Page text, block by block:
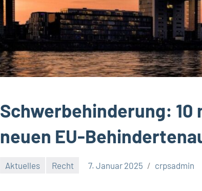
Schwerbehinderung: 10
neuen EU-
Aktuelles Recht 7. Januar 2025 crpsadmin